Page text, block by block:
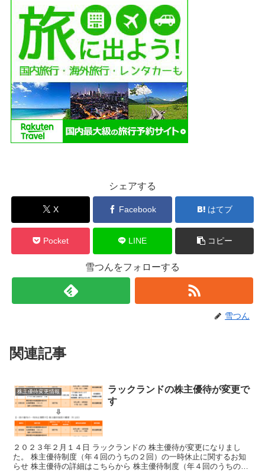
シェアする
X Facebook はてブ
Pocket LINE コピー
雪つんをフォローする
雪つん
関連記事
株主優待変更情報
ラックランドの株主優待が変更で
す
２０２３年２月１４日 ラックランドの 株主優待が変更になりまし
た。 株主優待制度（年４回のうちの２回）の一時休止に関するお知
らせ 株主優待の詳細はこちらから 株主優待制度（年４回のうちの２